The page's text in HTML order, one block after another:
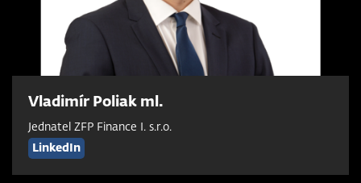
Vladimír Poliak ml.
Jednatel ZFP Finance I. s.r.o.
LinkedIn